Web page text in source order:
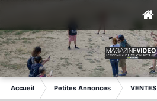
Accueil Petites Annonces